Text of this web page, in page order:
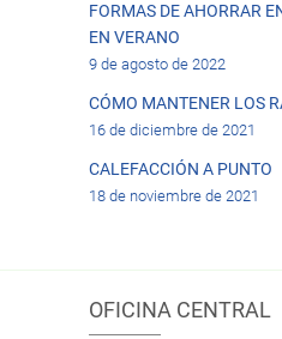
FORMAS DE AHORRAR
EN VERANO
9 de agosto de 2022
CÓMO MANTENER LOS
16 de diciembre de 2021
CALEFACCIÓN A PUNTO
18 de noviembre de 2021
OFICINA CENTRAL